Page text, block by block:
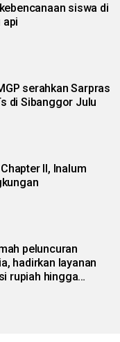
siswa di
api
serahkan Sarpras
di Sibanggor Julu
II, Inalum
peluncuran
hadirkan layanan
rupiah hingga